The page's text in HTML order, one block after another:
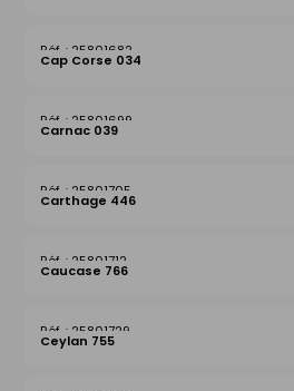
25801682
Cap Corse 034
25801699
Carnac 039
25801705
Carthage 446
25801712
Caucase 766
25801729
Ceylan 755